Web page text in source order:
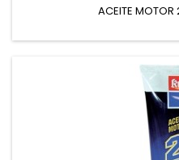
ACEITE MOTOR